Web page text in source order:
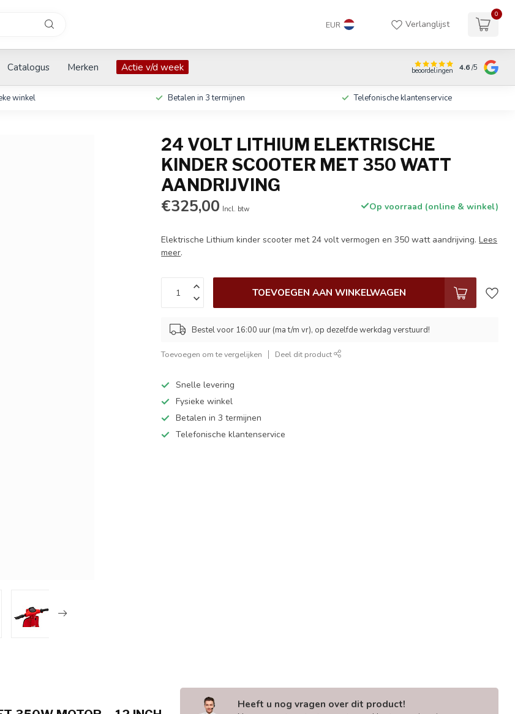
EUR Verlanglijst
0
Catalogus Merken Actie v/d week beoordelingen 4.6/5
winkel Betalen in 3 termijnen Telefonische klantenservice
24 VOLT LITHIUM ELEKTRISCHE
KINDER SCOOTER MET 350 WATT
AANDRIJVING
€325,00 Incl. btw Op voorraad (online & winkel)
Elektrische Lithium kinder scooter met 24 volt vermogen en 350 watt aandrijving.Lees
meer.
TOEVOEGEN AAN WINKELWAGEN
Bestel voor 16:00 uur (ma t/m vr), op dezelfde werkdag verstuurd!
Toevoegen om te vergelijken Deel dit product
Snelle levering
Fysieke winkel
Betalen in 3 termijnen
Telefonische klantenservice
Heeft u nog vragen over dit product!